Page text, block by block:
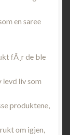
en saree
fÃ¸r de ble
levd liv som
produktene,
om igjen,